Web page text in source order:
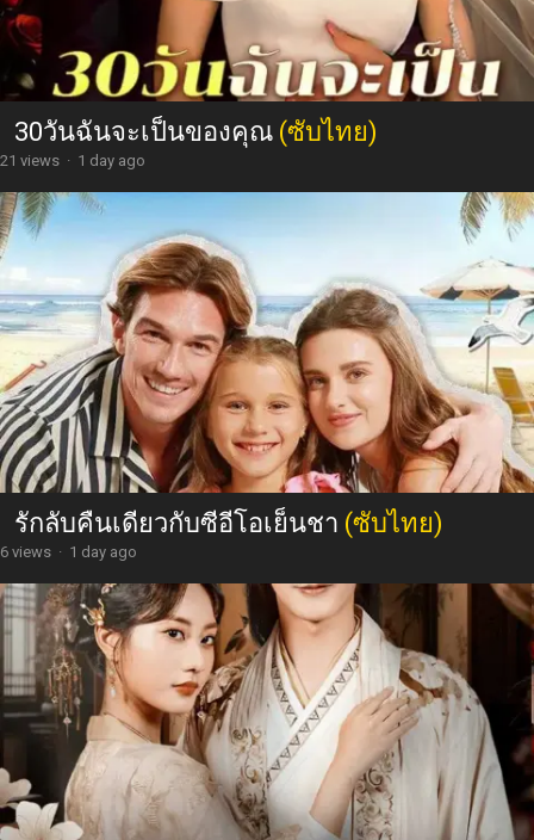
30วันฉันจะเป็นของคุณ (ซับไทย)
21 views · 1 day ago
รักลับคืนเดียวกับซีอีโอเย็นชา (ซับไทย)
6 views · 1 day ago